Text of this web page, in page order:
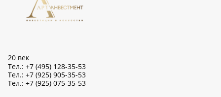
20 век
Тел.: +7 (495) 128-35-53
Тел.: +7 (925) 905-35-53
Тел.: +7 (925) 075-35-53